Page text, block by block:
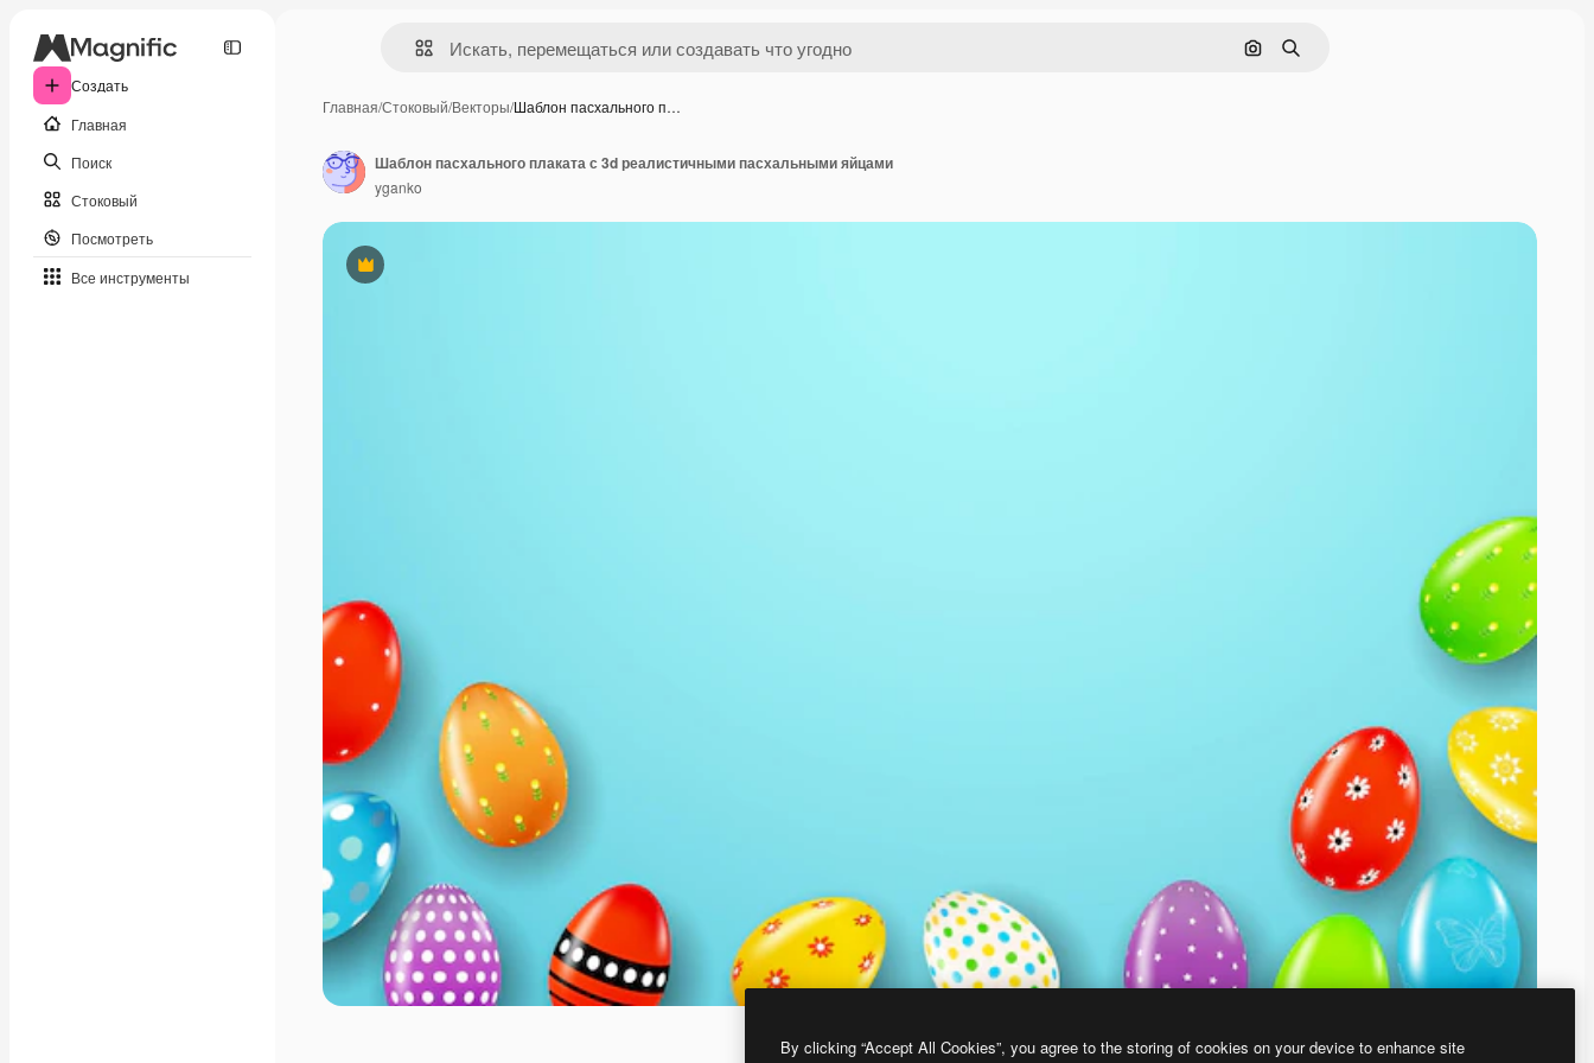
Создать
Главная
Поиск
Стоковый
Посмотреть
Все инструменты
Поиск по изображению
Поиск
Главная/Стоковый/Векторы/Шаблон пасхального п…
Премиум
Шаблон пасхального плаката с 3d реалистичными пасхальными яйцами
yganko
By clicking “Accept All Cookies”, you agree to the storing of cookies on your device to enhance site